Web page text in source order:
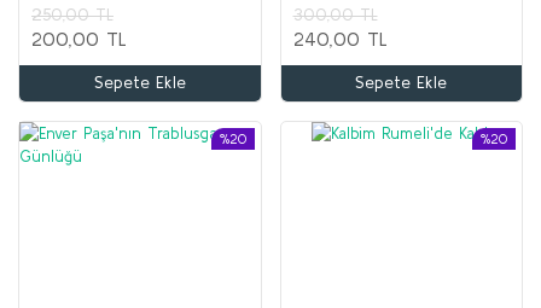
250,00 TL
200,00 TL
Sepete Ekle
300,00 TL
240,00 TL
Sepete Ekle
%20 %20